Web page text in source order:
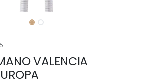
VALENCIA